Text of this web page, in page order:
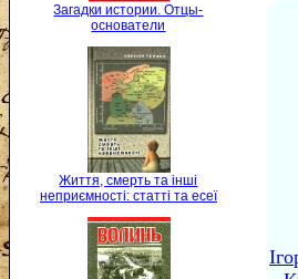
Загадки истории. Отцы-
основатели
Життя, смерть та інші
неприємності: статті та есеї